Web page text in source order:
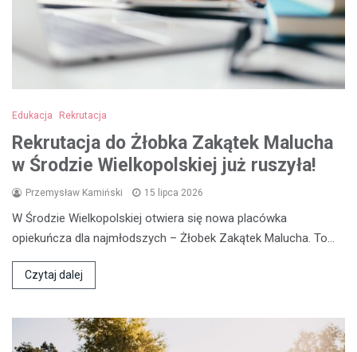
Edukacja Rekrutacja
Rekrutacja do Żłobka Zakątek Malucha
w Środzie Wielkopolskiej już ruszyła!
Przemysław Kamiński 15 lipca 2026
W Środzie Wielkopolskiej otwiera się nowa placówka
opiekuńcza dla najmłodszych – Żłobek Zakątek Malucha. To…
Czytaj dalej